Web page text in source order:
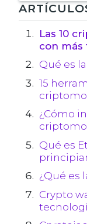
deLas 10
con más
Qué es
15
¿Cómo
Qué es
¿Qué es
Crypto